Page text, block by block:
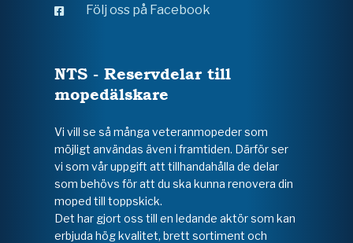
Följ oss på Facebook
NTS - Reservdelar till
mopedälskare
Vi vill se så många veteranmopeder som
möjligt användas även i framtiden. Därför ser
vi som vår uppgift att tillhandahålla de delar
som behövs för att du ska kunna renovera din
moped till toppskick.
Det har gjort oss till en ledande aktör som kan
erbjuda hög kvalitet, brett sortiment och